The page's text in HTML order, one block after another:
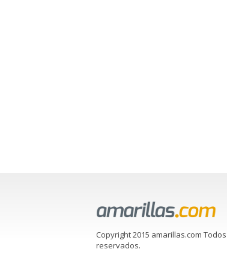
Copyright 2015 amarillas.com
reservados.